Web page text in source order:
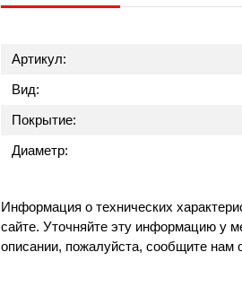
Артикул:
Вид:
Покрытие:
Диаметр:
Информация о технических
сайте. Уточняйте эту информацию у
описании, пожалуйста, сообщите нам